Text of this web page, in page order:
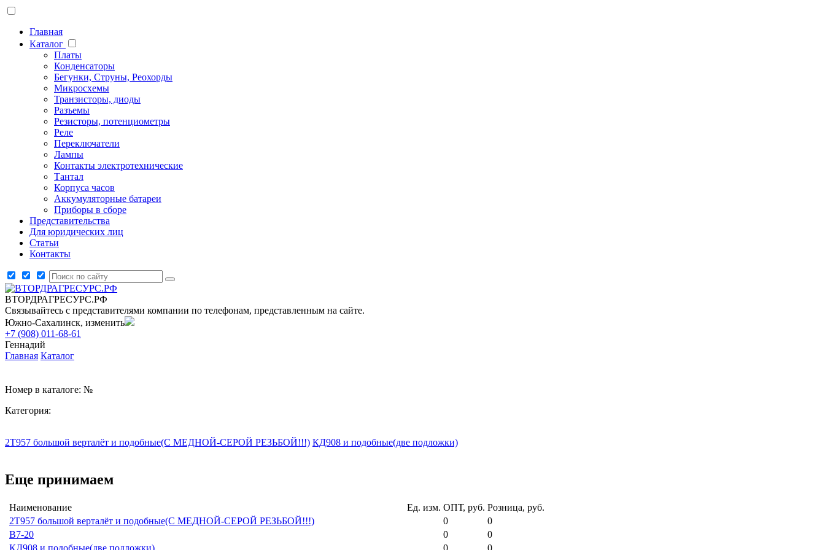
Главная
Каталог
Платы
Конденсаторы
Бегунки, Струны, Реохорды
Микросхемы
Транзисторы, диоды
Разъемы
Резисторы, потенциометры
Реле
Переключатели
Лампы
Контакты электротехнические
Тантал
Корпуса часов
Аккумуляторные батареи
Приборы в сборе
Представительства
Для юридических лиц
Статьи
Контакты
ВТОРДРАГРЕСУРС.РФ
Связывайтесь с представителями компании по телефонам, представленным на сайте.
Южно-Сахалинск, изменить
+7 (908) 011-68-61
Геннадий
Главная Каталог
Номер в каталоге: №
Категория:
2Т957 большой верталёт и подобные(С МЕДНОЙ-СЕРОЙ РЕЗЬБОЙ!!!) КД908 и подобные(две подложки)
Еще принимаем
Наименование Ед. изм. ОПТ, руб. Розница, руб.
2Т957 большой верталёт и подобные(С МЕДНОЙ-СЕРОЙ РЕЗЬБОЙ!!!)
0
0
В7-20
0
0